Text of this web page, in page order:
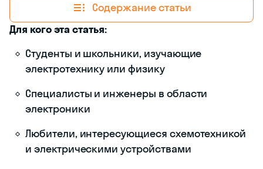
Содержание статьи
Для кого эта статья:
Студенты и школьники, изучающие
электротехнику или физику
Специалисты и инженеры в области
электроники
Любители, интересующиеся схемотехникой
и электрическими устройствами